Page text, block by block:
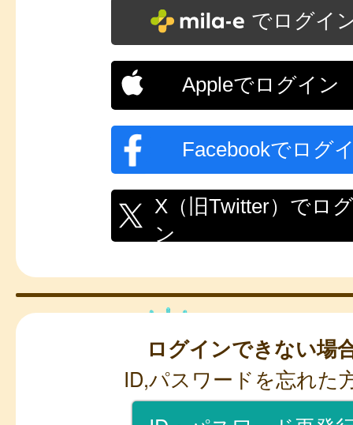
でログイ
Appleでログイン
Facebookでログ
X（旧Twitter）でロ
ン
ログインできない場
ID,パスワードを忘れた